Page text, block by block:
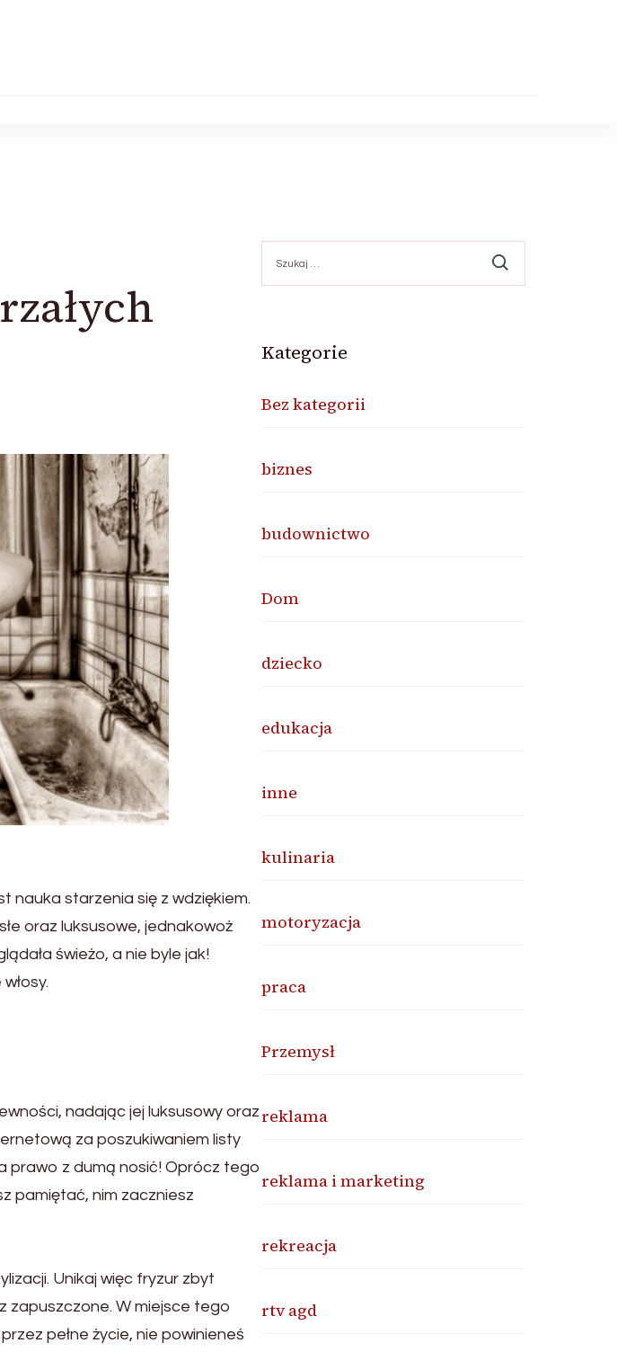
nauka starzenia się z wdziękiem.
oraz luksusowe, jednakowoż
świeżo, a nie byle jak!
nadając jej luksusowy oraz
za poszukiwaniem listy
prawo z dumą nosić! Oprócz tego
pamiętać, nim zaczniesz
Unikaj więc fryzur zbyt
zapuszczone. W miejsce tego
pełne życie, nie powinieneś
Kategorie
Bez kategorii
biznes
budownictwo
Dom
dziecko
edukacja
inne
kulinaria
motoryzacja
praca
Przemysł
reklama
reklama i marketing
rekreacja
rtv agd